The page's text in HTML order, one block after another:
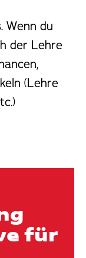
Wenn du
der Lehre
(Lehre
für